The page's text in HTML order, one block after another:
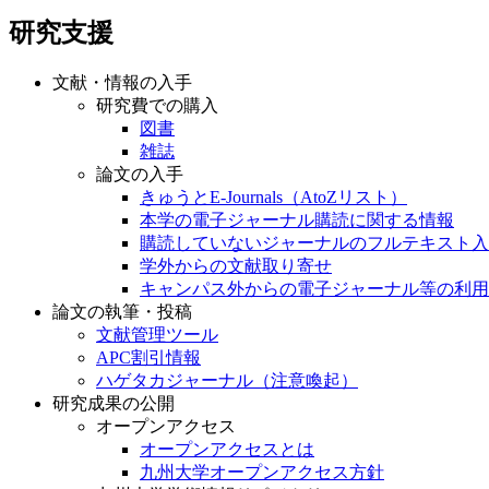
研究支援
文献・情報の入手
研究費での購入
図書
雑誌
論文の入手
きゅうとE-Journals（AtoZリスト）
本学の電子ジャーナル購読に関する情報
購読していないジャーナルのフルテキスト
学外からの文献取り寄せ
キャンパス外からの電子ジャーナル等の利用
論文の執筆・投稿
文献管理ツール
APC割引情報
ハゲタカジャーナル（注意喚起）
研究成果の公開
オープンアクセス
オープンアクセスとは
九州大学オープンアクセス方針